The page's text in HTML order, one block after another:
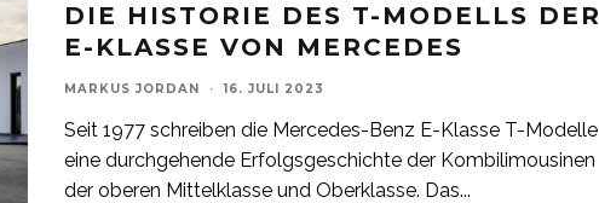
DIE HISTORIE DES T-MODELLS DER
E-KLASSE VON MERCEDES
MARKUS JORDAN · 16. JULI 2023
Seit 1977 schreiben die Mercedes-Benz E-Klasse T-Modelle
eine durchgehende Erfolgsgeschichte der Kombilimousinen
der oberen Mittelklasse und Oberklasse. Das...